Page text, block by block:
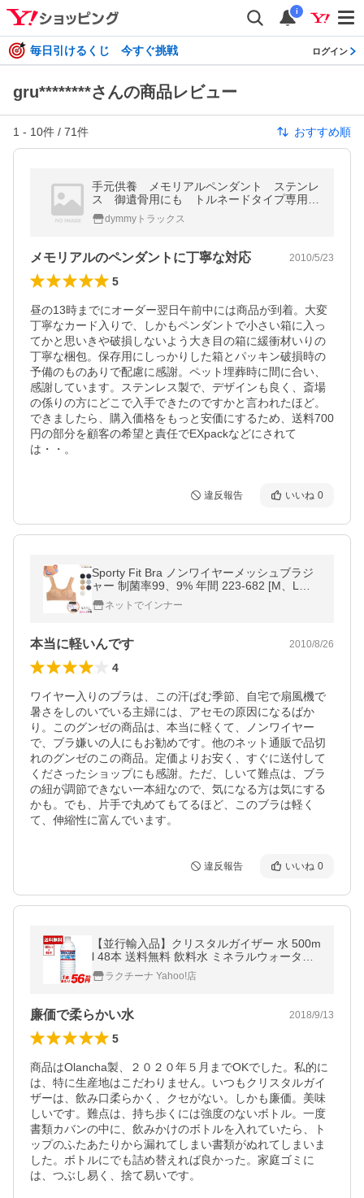
i
毎日引けるくじ 今すぐ挑戦 ログイン
gru********さんの商品レビュー
1 - 10件 / 71件 おすすめ順
手元供養 メモリアルペンダント ステンレ
ス 御遺骨用にも トルネードタイプ専用ケ
ース入り！
dymmyトラックス
メモリアルのペンダントに丁寧な対応 2010/5/23
5
昼の13時までにオーダー翌日午前中には商品が到着。大変
丁寧なカード入りで、しかもペンダントで小さい箱に入っ
てかと思いきや破損しないよう大き目の箱に緩衝材いりの
丁寧な梱包。保存用にしっかりした箱とパッキン破損時の
予備のものありで配慮に感謝。ペット埋葬時に間に合い、
感謝しています。ステンレス製で、デザインも良く、斎場
の係りの方にどこで入手できたのですかと言われたほど。
できましたら、購入価格をもっと安価にするため、送料700
円の部分を顧客の希望と責任でEXpackなどにされて
は・・。
違反報告 いいね 0
Sporty Fit Bra ノンワイヤーメッシュブラジ
ャー 制菌率99、9% 年間 223-682 [M、L、L
Lサイズ] 婦人
ネットでインナー
本当に軽いんです 2010/8/26
4
ワイヤー入りのブラは、この汗ばむ季節、自宅で扇風機で
暑さをしのいでいる主婦には、アセモの原因になるばか
り。このグンゼの商品は、本当に軽くて、ノンワイヤー
で、ブラ嫌いの人にもお勧めです。他のネット通販で品切
れのグンゼのこの商品。定価よりお安く、すぐに送付して
くださったショップにも感謝。ただ、しいて難点は、ブラ
の紐が調節できない一本紐なので、気になる方は気にする
かも。でも、片手で丸めてもてるほど、このブラは軽く
て、伸縮性に富んでいます。
違反報告 いいね 0
【並行輸入品】クリスタルガイザー 水 500m
l 48本 送料無料 飲料水 ミネラルウォーター
天然水 48本入り 送料無料 まとめ買い シャ
スタ オランチャ
ラクチーナ Yahoo!店
廉価で柔らかい水 2018/9/13
5
商品はOlancha製、２０２０年５月までOKでした。私的に
は、特に生産地はこだわりません。いつもクリスタルガイ
ザーは、飲み口柔らかく、クセがない。しかも廉価。美味
しいです。難点は、持ち歩くには強度のないボトル。一度
書類カバンの中に、飲みかけのボトルを入れていたら、ト
ップのふたあたりから漏れてしまい書類がぬれてしまいま
した。ボトルにでも詰め替えれば良かった。家庭ゴミに
は、つぶし易く、捨て易いです。